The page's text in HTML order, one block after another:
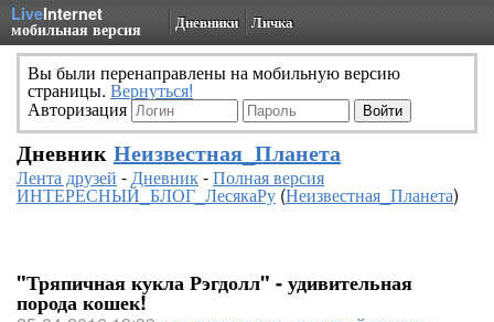
LiveInternet
мобильная версия Дневники Личка
Вы были перенаправлены на мобильную версию
страницы. Вернуться!
Авторизация
Дневник Неизвестная_Планета
Лента друзей -Дневник-Полная версия
ИНТЕРЕСНЫЙ_БЛОГ_ЛесякаРу(Неизвестная_Планета)
"Тряпичная кукла Рэгдолл" - удивительная
порода кошек!